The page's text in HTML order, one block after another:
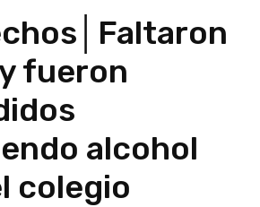
fueron
alcohol
colegio